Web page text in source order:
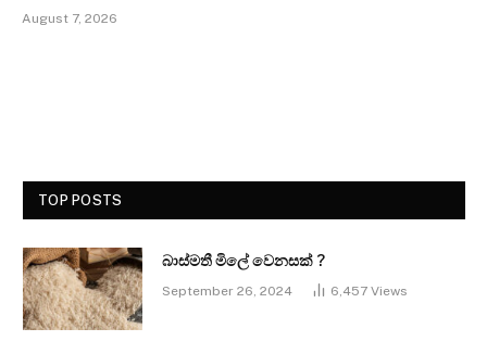
August 7, 2026
TOP POSTS
බාස්මතී මිලේ වෙනසක් ?
September 26, 2024 6,457 Views